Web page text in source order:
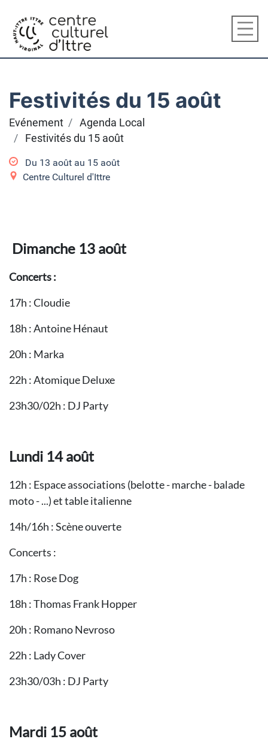
Festivités du 15 août
Evénement
Agenda Local
Festivités du 15 août
Du 13 août au 15 août
Centre Culturel d'Ittre
Dimanche 13 août
Concerts :
17h : Cloudie
18h : Antoine Hénaut
20h : Marka
22h : Atomique Deluxe
23h30/02h : DJ Party
Lundi 14 août
12h : Espace associations (belotte - marche - balade
moto - ...) et table italienne
14h/16h : Scène ouverte
Concerts :
17h : Rose Dog
18h : Thomas Frank Hopper
20h : Romano Nevroso
22h : Lady Cover
23h30/03h : DJ Party
Mardi 15 août